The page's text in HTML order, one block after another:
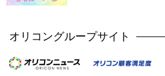
オリコングループサイト